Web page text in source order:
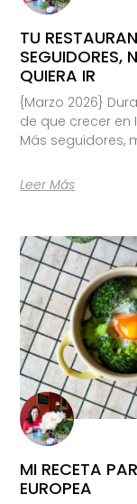
TU
SEGUIDORES,
QUIERA IR
{Marzo 2026}
de que crecer en
Más seguidores,
Leer Más
MI RECETA
EUROPEA